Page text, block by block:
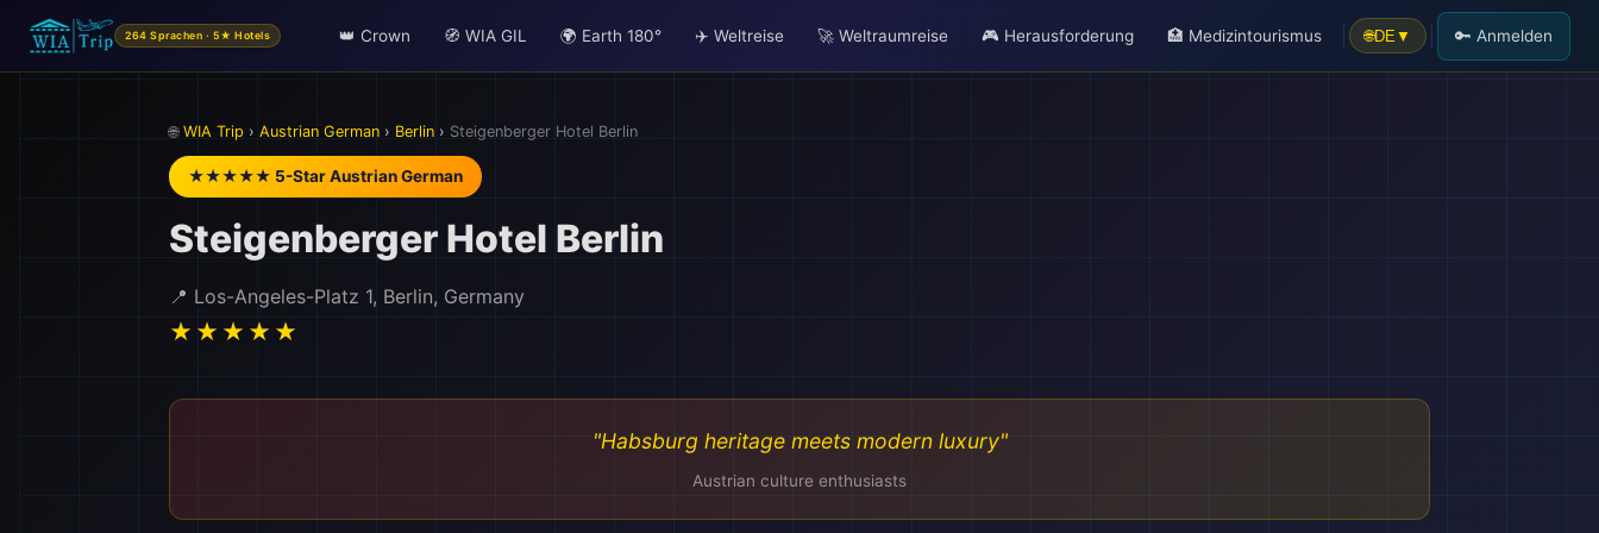
264 Sprachen · 5★ Hotels 👑 Crown 🧭 WIA GIL 🌍 Earth 180° ✈️ Weltreise 🚀 Weltraumreise 🎮 Herausforderung 🏥 Medizintourismus 🌐DE ▼ 🔑 Anmelden
🌐 WIA Trip › Austrian German › Berlin › Steigenberger Hotel Berlin
★★★★★ 5-Star Austrian German
Steigenberger Hotel Berlin
📍 Los-Angeles-Platz 1, Berlin, Germany
★★★★★
"Habsburg heritage meets modern luxury"
Austrian culture enthusiasts